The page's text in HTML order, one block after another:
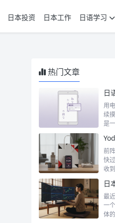
日本投资 日本工作 日语学习
热门文章
用
续
是
前
快
收
最
一
体